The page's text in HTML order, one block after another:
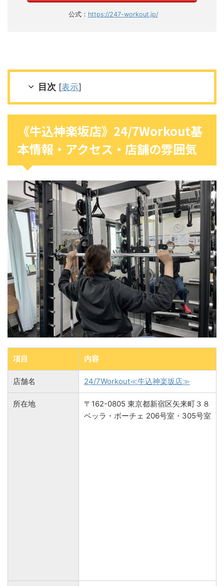
公式： https://247-workout.jp/
目次 [表示]
《牛込神楽坂店》24/7Workout基
本情報・アクセス・店舗の雰囲気
項目 内容
店舗名 24/7Workout≪牛込神楽坂店≫
所在地
〒162-0805 東京都新宿区矢来町３８
ベッラ・ボーチェ 206号室・305号室